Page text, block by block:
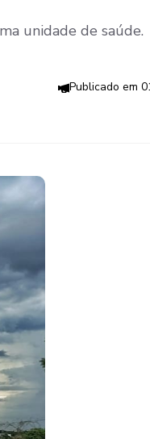
unidade de saúde.